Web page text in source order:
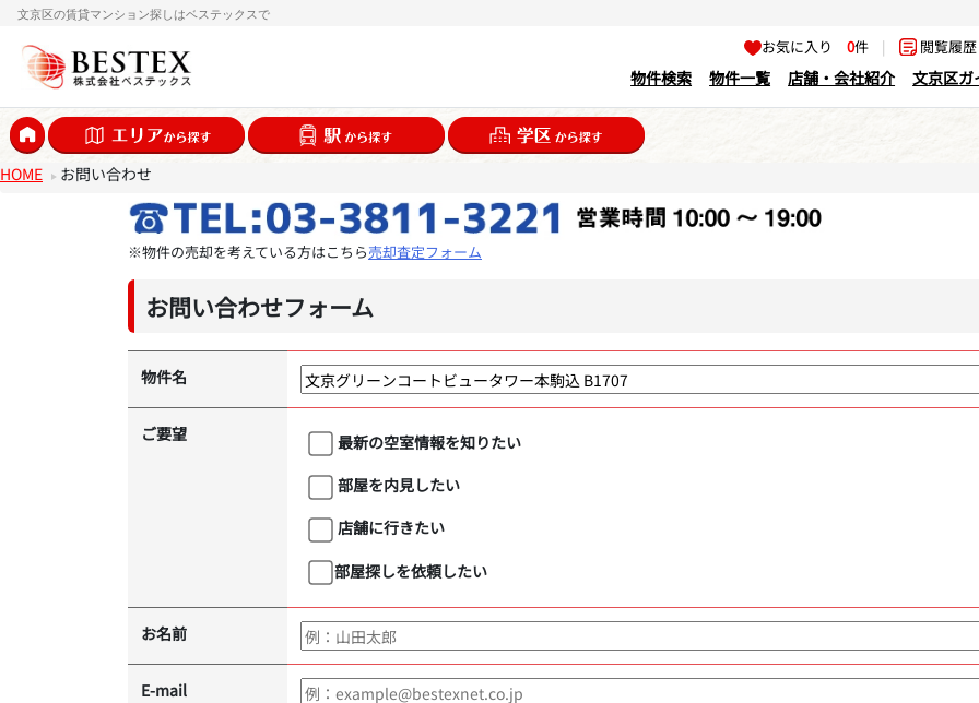
文京区の賃貸マンション探しはベステックスで
お気に入り0件 | 閲覧履
物件検索 物件一覧 店舗・会社紹介 文京区ガ
HOME お問い合わせ
※物件の売却を考えている方はこちら売却査定フォーム
お問い合わせフォーム
物件名
ご要望
最新の空室情報を知りたい
部屋を内見したい
店舗に行きたい
部屋探しを依頼したい
お名前
E-mail